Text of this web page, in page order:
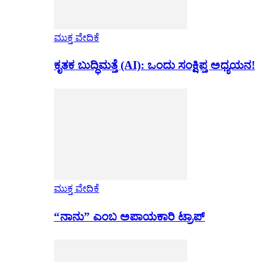
ಮುಕ್ತ ವೇದಿಕೆ
ಕೃತಕ ಬುದ್ಧಿಮತ್ತೆ (AI): ಒಂದು ಸಂಕ್ಷಿಪ್ತ ಅಧ್ಯಯನ!
ಮುಕ್ತ ವೇದಿಕೆ
“ನಾನು” ಎಂಬ ಅಪಾಯಕಾರಿ ಟ್ರಾಪ್